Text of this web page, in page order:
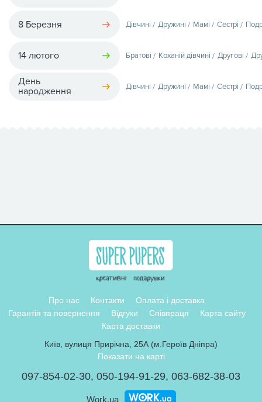
8 Березня Дівчині Дружині Мамі Сестрі
14 лютого Братові Коханій дівчині Другові
День
народження
Дівчині Дружині Мамі Сестрі
Про нас Контакти
Оплата і доставка
Гарантія та повернення
Відгуки Співпраця
Карта сайту
Карта доставки
Київ, вулиця Прирічна, 25А (м.Героїв Дніпра)
Показати на карті
097-854-02-30, 050-194-91-29, 063-682-38-03
Work.ua